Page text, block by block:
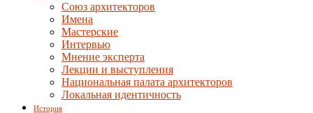
Союз архитекторов
Имена
Мастерские
Интервью
Мнение эксперта
Лекции и выступления
Национальная палата архитекторов
Локальная идентичность
История